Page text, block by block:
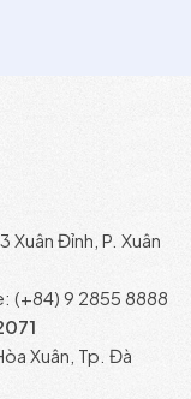
Đỉnh, P. Xuân
(+84) 9 2855 8888
Xuân, Tp. Đà